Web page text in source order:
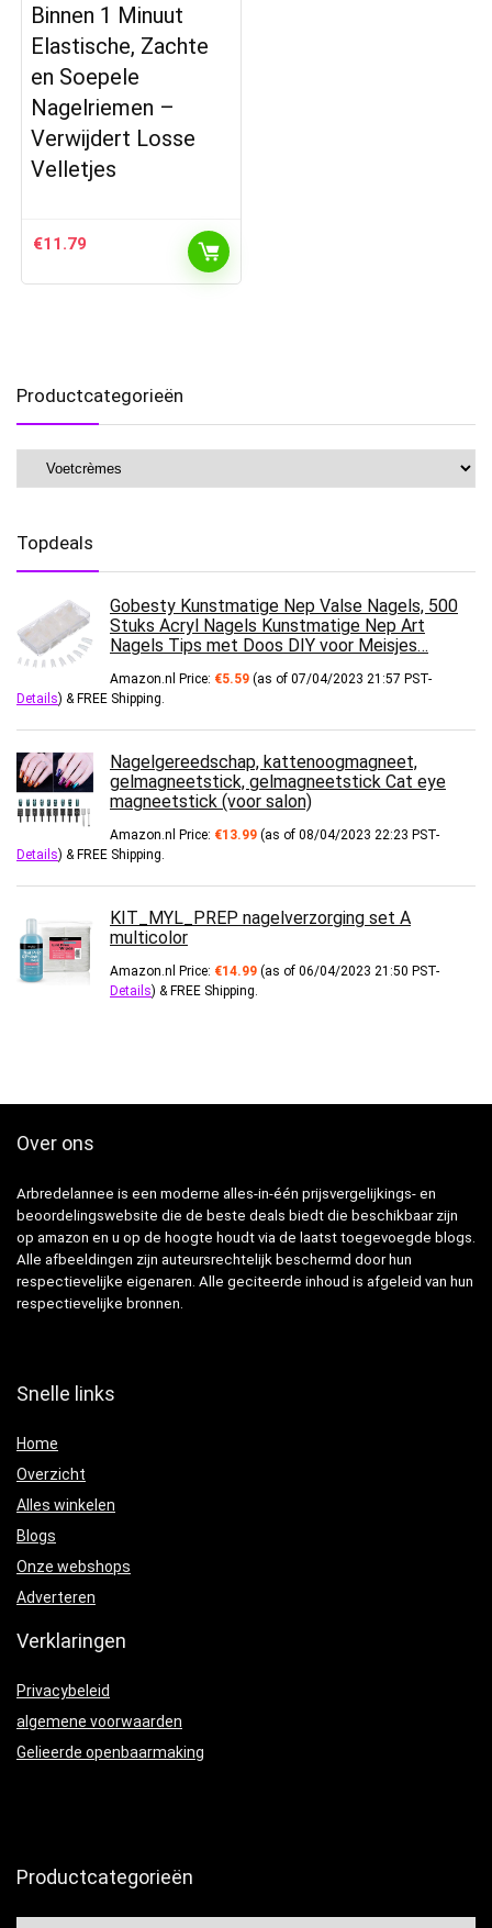
Binnen 1 Minuut
Elastische, Zachte
en Soepele
Nagelriemen –
Verwijdert Losse
Velletjes
€11.79
Productcategorieën
Topdeals
Gobesty Kunstmatige Nep Valse Nagels, 500
Stuks Acryl Nagels Kunstmatige Nep Art
Nagels Tips met Doos DIY voor Meisjes…
Amazon.nl Price: €5.59 (as of 07/04/2023 21:57 PST-
Details) & FREE Shipping.
Nagelgereedschap, kattenoogmagneet,
gelmagneetstick, gelmagneetstick Cat eye
magneetstick (voor salon)
Amazon.nl Price: €13.99 (as of 08/04/2023 22:23 PST-
Details) & FREE Shipping.
KIT_MYL_PREP nagelverzorging set A
multicolor
Amazon.nl Price: €14.99 (as of 06/04/2023 21:50 PST-
Details) & FREE Shipping.
Over ons
Arbredelannee is een moderne alles-in-één prijsvergelijkings- en
beoordelingswebsite die de beste deals biedt die beschikbaar zijn
op amazon en u op de hoogte houdt via de laatst toegevoegde blogs.
Alle afbeeldingen zijn auteursrechtelijk beschermd door hun
respectievelijke eigenaren. Alle geciteerde inhoud is afgeleid van hun
respectievelijke bronnen.
Snelle links
Home
Overzicht
Alles winkelen
Blogs
Onze webshops
Adverteren
Verklaringen
Privacybeleid
algemene voorwaarden
Gelieerde openbaarmaking
Productcategorieën